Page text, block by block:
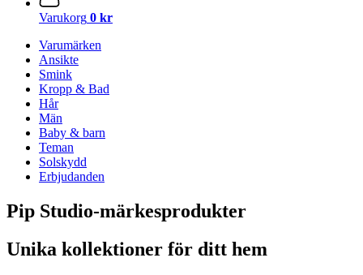
Varukorg 0 kr
Varumärken
Ansikte
Smink
Kropp & Bad
Hår
Män
Baby & barn
Teman
Solskydd
Erbjudanden
Pip Studio-märkesprodukter
Unika kollektioner för ditt hem